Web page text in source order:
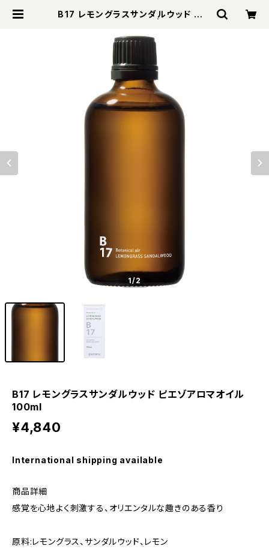
B17 レモングラスサンダルウッド ピエ
line
1/2
B17 レモングラスサンダルウッド ピエゾアロマオイル
100ml
¥4,840
International shipping available
商品詳細
感覚を心地よく刺激する、オリエンタルな趣きのある香り
原料:レモングラス、サンダルウッド、レモン